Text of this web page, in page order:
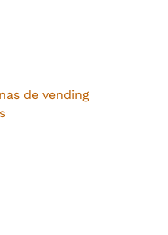
de vending